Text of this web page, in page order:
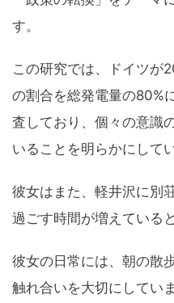
す。
この研究では、ドイツが
の割合を総発電量の80%
査しており、個々の意識
いることを明らかにして
彼女はまた、軽井沢に別
過ごす時間が増えている
彼女の日常には、朝の散
触れ合いを大切にしていま